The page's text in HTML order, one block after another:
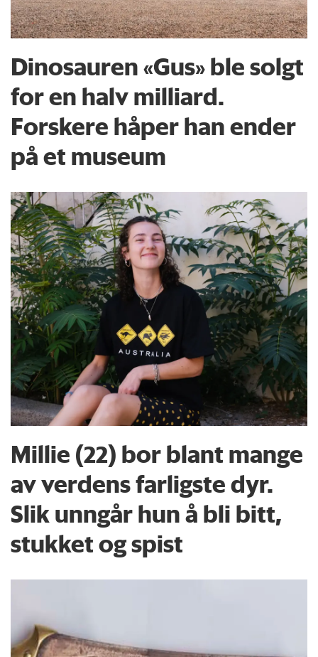
Dinosauren «Gus» ble solgt
for en halv milliard.
Forskere håper han ender
på et museum
Millie (22) bor blant mange
av verdens farligste dyr.
Slik unngår hun å bli bitt,
stukket og spist